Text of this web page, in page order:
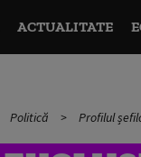
ACTUALITATE
Politică Profilul